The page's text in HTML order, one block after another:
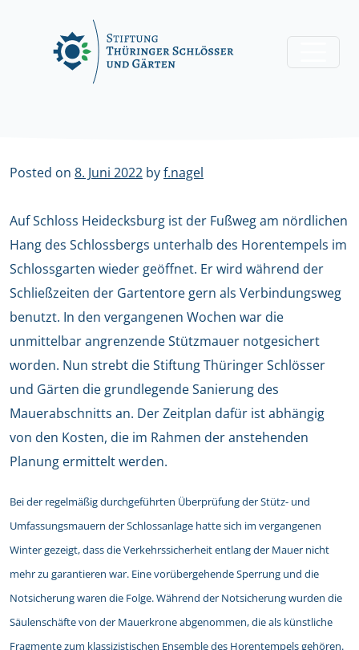
Posted on 8. Juni 2022 byf.nagel
Auf Schloss Heidecksburg ist der Fußweg am nördlichen
Hang des Schlossbergs unterhalb des Horentempels im
Schlossgarten wieder geöffnet. Er wird während der
Schließzeiten der Gartentore gern als Verbindungsweg
benutzt. In den vergangenen Wochen war die
unmittelbar angrenzende Stützmauer notgesichert
worden. Nun strebt die Stiftung Thüringer Schlösser
und Gärten die grundlegende Sanierung des
Mauerabschnitts an. Der Zeitplan dafür ist abhängig
von den Kosten, die im Rahmen der anstehenden
Planung ermittelt werden.
Bei der regelmäßig durchgeführten Überprüfung der Stütz- und
Umfassungsmauern der Schlossanlage hatte sich im vergangenen
Winter gezeigt, dass die Verkehrssicherheit entlang der Mauer nicht
mehr zu garantieren war. Eine vorübergehende Sperrung und die
Notsicherung waren die Folge. Während der Notsicherung wurden die
Säulenschäfte von der Mauerkrone abgenommen, die als künstliche
Fragmente zum klassizistischen Ensemble des Horentempels gehören.